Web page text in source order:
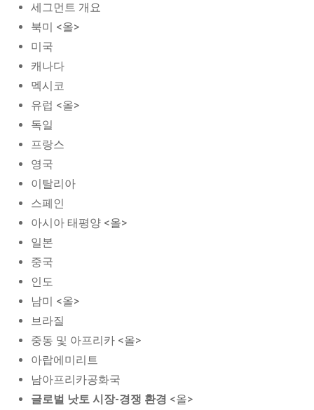
세그먼트 개요
북미 <올>
미국
캐나다
멕시코
유럽 <올>
독일
프랑스
영국
이탈리아
스페인
아시아 태평양 <올>
일본
중국
인도
남미 <올>
브라질
중동 및 아프리카 <올>
아랍에미리트
남아프리카공화국
글로벌 낫토 시장-경쟁 환경 <올>